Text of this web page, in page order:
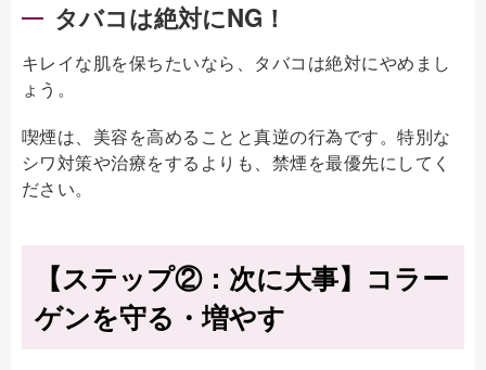
タバコは絶対にNG！
キレイな肌を保ちたいなら、タバコは絶対にやめまし
ょう。
喫煙は、美容を高めることと真逆の行為です。特別な
シワ対策や治療をするよりも、禁煙を最優先にしてく
ださい。
【ステップ②：次に大事】コラー
ゲンを守る・増やす